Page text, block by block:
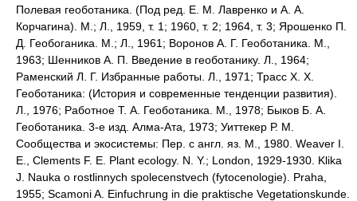
Полевая геоботаника. (Под ред. Е. М. Лавренко и А. А.
Корчагина). М.; Л., 1959, т. 1; 1960, т. 2; 1964, т. 3; Ярошенко П.
Д. Геобоганика. М.; Л., 1961; Воронов А. Г. Геоботаника. М.,
1963; Шенников А. П. Введение в геоботанику. Л., 1964;
Раменский Л. Г. Избранные работы. Л., 1971; Трасс X. X.
Геоботаника: (История и современные тенденции развития).
Л., 1976; Работное Т. А. Геоботаника. М., 1978; Быков Б. А.
Геоботаника. 3-е изд. Алма-Ата, 1973; Уиттекер Р. М.
Сообщества и экосистемы: Пер. с англ. яз. М., 1980. Weaver I.
E., Clements F. E. Plant ecology. N. Y.; London, 1929-1930. Klika
J. Nauka о rostlinnych spolecenstvech (fytocenologie). Praha,
1955; Scamoni A. Einfuchrung in die praktische Vegetationskunde.